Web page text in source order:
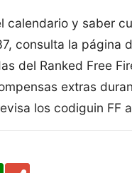
calendario y saber
consulta la página
del Ranked Free
extras
los codiguin FF